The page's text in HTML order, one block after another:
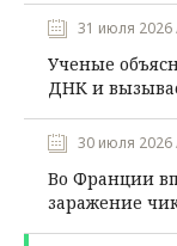
31 июля 2026
Ученые
ДНК и
30 июля 2026
Во Франции
заражение